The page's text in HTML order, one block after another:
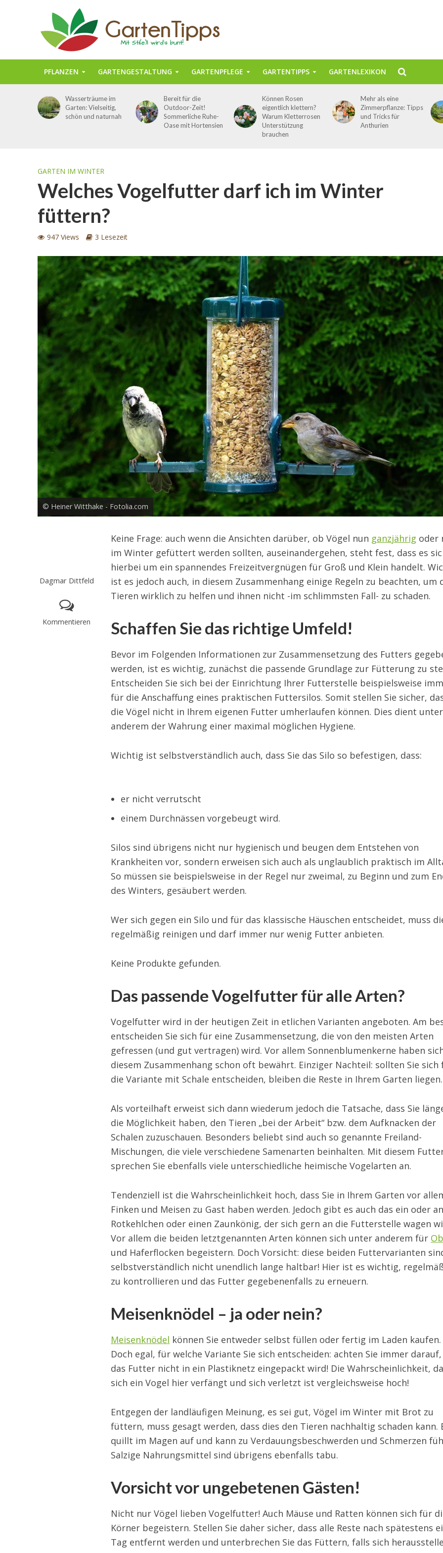
PFLANZEN GARTENGESTALTUNG GARTENPFLEGE GARTENTIPPS GARTENLEXIKON
Wasserträume im
Garten: Vielseitig,
schön und naturnah
Bereit für die
Outdoor-Zeit!
Sommerliche Ruhe-
Oase mit Hortensien
Können Rosen
eigentlich klettern?
Warum Kletterrosen
Unterstützung
brauchen
Mehr als eine
Zimmerpflanze: Tipps
und Tricks für
Anthurien
GARTEN IM WINTER
Welches Vogelfutter darf ich im Winter
füttern?
947 Views 3 Lesezeit
© Heiner Witthake - Fotolia.com
Dagmar Dittfeld
Kommentieren
Keine Frage: auch wenn die Ansichten darüber, ob Vögel nun ganzjährig oder
im Winter gefüttert werden sollten, auseinandergehen, steht fest, dass es
hierbei um ein spannendes Freizeitvergnügen für Groß und Klein handelt.
ist es jedoch auch, in diesem Zusammenhang einige Regeln zu beachten, um
Tieren wirklich zu helfen und ihnen nicht -im schlimmsten Fall- zu schaden.
Schaffen Sie das richtige Umfeld!
Bevor im Folgenden Informationen zur Zusammensetzung des Futters
werden, ist es wichtig, zunächst die passende Grundlage zur Fütterung zu
Entscheiden Sie sich bei der Einrichtung Ihrer Futterstelle beispielsweise
für die Anschaffung eines praktischen Futtersilos. Somit stellen Sie sicher,
die Vögel nicht in Ihrem eigenen Futter umherlaufen können. Dies dient unter
anderem der Wahrung einer maximal möglichen Hygiene.
Wichtig ist selbstverständlich auch, dass Sie das Silo so befestigen, dass:
er nicht verrutscht
einem Durchnässen vorgebeugt wird.
Silos sind übrigens nicht nur hygienisch und beugen dem Entstehen von
Krankheiten vor, sondern erweisen sich auch als unglaublich praktisch im
So müssen sie beispielsweise in der Regel nur zweimal, zu Beginn und zum
des Winters, gesäubert werden.
Wer sich gegen ein Silo und für das klassische Häuschen entscheidet, muss
regelmäßig reinigen und darf immer nur wenig Futter anbieten.
Keine Produkte gefunden.
Das passende Vogelfutter für alle Arten?
Vogelfutter wird in der heutigen Zeit in etlichen Varianten angeboten. Am
entscheiden Sie sich für eine Zusammensetzung, die von den meisten Arten
gefressen (und gut vertragen) wird. Vor allem Sonnenblumenkerne haben
diesem Zusammenhang schon oft bewährt. Einziger Nachteil: sollten Sie sich
die Variante mit Schale entscheiden, bleiben die Reste in Ihrem Garten liegen.
Als vorteilhaft erweist sich dann wiederum jedoch die Tatsache, dass Sie
die Möglichkeit haben, den Tieren „bei der Arbeit“ bzw. dem Aufknacken der
Schalen zuzuschauen. Besonders beliebt sind auch so genannte Freiland-
Mischungen, die viele verschiedene Samenarten beinhalten. Mit diesem
sprechen Sie ebenfalls viele unterschiedliche heimische Vogelarten an.
Tendenziell ist die Wahrscheinlichkeit hoch, dass Sie in Ihrem Garten vor
Finken und Meisen zu Gast haben werden. Jedoch gibt es auch das ein oder
Rotkehlchen oder einen Zaunkönig, der sich gern an die Futterstelle wagen
Vor allem die beiden letztgenannten Arten können sich unter anderem für
und Haferflocken begeistern. Doch Vorsicht: diese beiden Futtervarianten
selbstverständlich nicht unendlich lange haltbar! Hier ist es wichtig,
zu kontrollieren und das Futter gegebenenfalls zu erneuern.
Meisenknödel – ja oder nein?
Meisenknödel können Sie entweder selbst füllen oder fertig im Laden kaufen.
Doch egal, für welche Variante Sie sich entscheiden: achten Sie immer darauf,
das Futter nicht in ein Plastiknetz eingepackt wird! Die Wahrscheinlichkeit,
sich ein Vogel hier verfängt und sich verletzt ist vergleichsweise hoch!
Entgegen der landläufigen Meinung, es sei gut, Vögel im Winter mit Brot zu
füttern, muss gesagt werden, dass dies den Tieren nachhaltig schaden kann.
quillt im Magen auf und kann zu Verdauungsbeschwerden und Schmerzen
Salzige Nahrungsmittel sind übrigens ebenfalls tabu.
Vorsicht vor ungebetenen Gästen!
Nicht nur Vögel lieben Vogelfutter! Auch Mäuse und Ratten können sich für
Körner begeistern. Stellen Sie daher sicher, dass alle Reste nach spätestens
Tag entfernt werden und unterbrechen Sie das Füttern, falls sich